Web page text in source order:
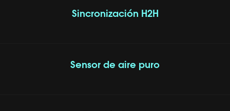
Sincronización H2H
Sensor de aire puro